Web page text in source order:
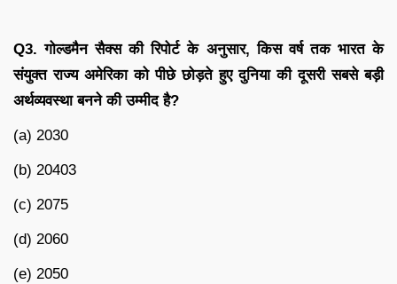
Q3.गोल्डमैन सैक्स की रिपोर्ट के अनुसार,किस वर्ष तक भारत के
संयुक्त राज्य अमेरिका को पीछे छोड़ते हुए दुनिया की दूसरी सबसे बड़ी
अर्थव्यवस्था बनने की उम्मीद है?
(a) 2030
(b) 20403
(c) 2075
(d) 2060
(e) 2050